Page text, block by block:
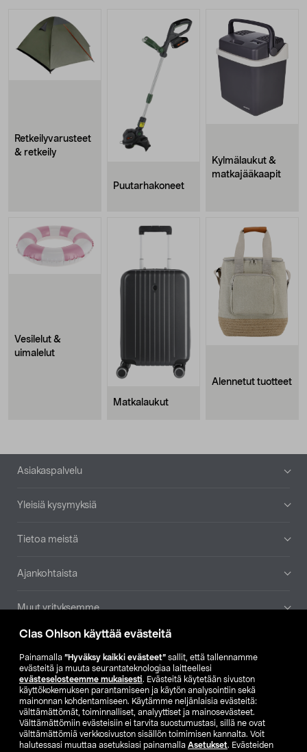
Clas Ohlson käyttää evästeitä
Painamalla ”Hyväksy kaikki evästeet” sallit, että tallennamme
evästeitä ja muuta seurantateknologiaa laitteellesi
evästeselosteemme mukaisesti. Evästeitä käytetään sivuston
käyttökokemuksen parantamiseen ja käytön analysointiin sekä
mainonnan kohdentamiseen. Käytämme neljänlaisia evästeitä:
välttämättömät, toiminnalliset, analyyttiset ja mainosevästeet.
Välttämättömiin evästeisiin ei tarvita suostumustasi, sillä ne ovat
välttämättömiä verkkosivuston sisällön toimimisen kannalta. Voit
halutessasi muuttaa asetuksiasi painamalla Asetukset. Evästeiden
Retkeilyvarusteet
& retkeily
Puutarhakoneet
Kylmälaukut &
matkajääkaapit
Vesilelut &
uimalelut
Matkalaukut
Alennetut tuotteet
Alatunniste
Asiakaspalvelu
Yleisiä kysymyksiä
Tietoa meistä
Ajankohtaista
Muut yrityksemme
Etsi myymälä
SE NO FI
FI SV